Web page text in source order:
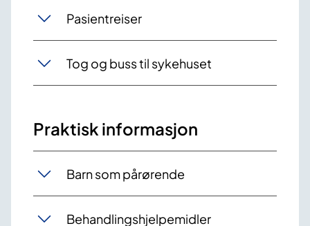
Pasientreiser
Tog og buss til sykehuset
Praktisk informasjon
Barn som pårørende
Behandlingshjelpemidler